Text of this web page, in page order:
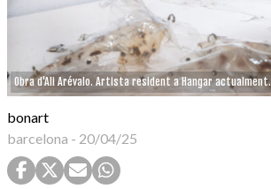
Obra d'Ali Arévalo. Artista resident a Hangar actualment.
bonart
barcelona - 20/04/25